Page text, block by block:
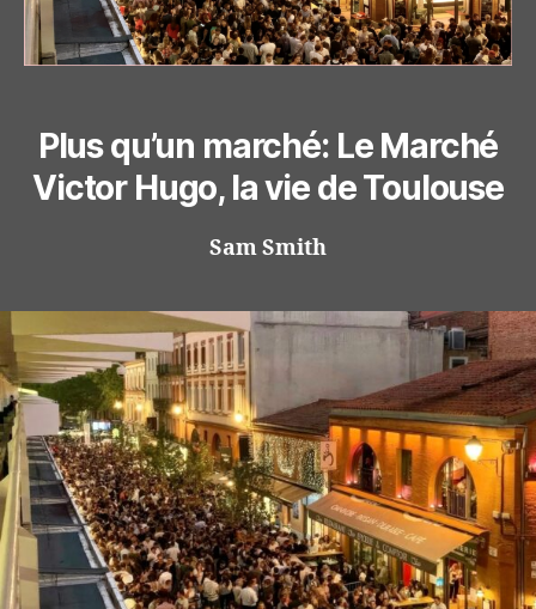
Plus qu’un marché: Le Marché
Victor Hugo, la vie de Toulouse
Sam Smith